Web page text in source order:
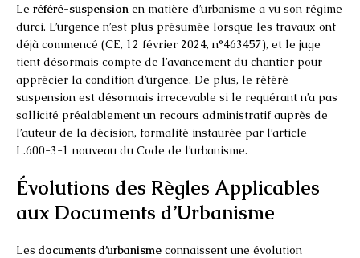
Le référé-suspension en matière d’urbanisme a vu son régime
durci. L’urgence n’est plus présumée lorsque les travaux ont
déjà commencé (CE, 12 février 2024, n°463457), et le juge
tient désormais compte de l’avancement du chantier pour
apprécier la condition d’urgence. De plus, le référé-
suspension est désormais irrecevable si le requérant n’a pas
sollicité préalablement un recours administratif auprès de
l’auteur de la décision, formalité instaurée par l’article
L.600-3-1 nouveau du Code de l’urbanisme.
Évolutions des Règles Applicables
aux Documents d’Urbanisme
Les documents d’urbanisme connaissent une évolution